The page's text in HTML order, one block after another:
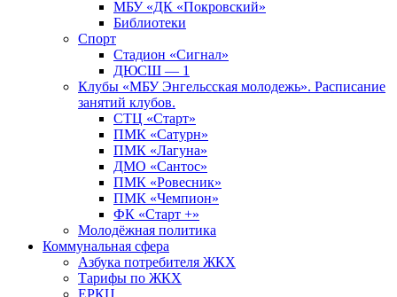
МБУ «ДК «Покровский»
Библиотеки
Спорт
Стадион «Сигнал»
ДЮСШ — 1
Клубы «МБУ Энгельсская молодежь». Расписание
занятий клубов.
СТЦ «Старт»
ПМК «Сатурн»
ПМК «Лагуна»
ДМО «Сантос»
ПМК «Ровесник»
ПМК «Чемпион»
ФК «Старт +»
Молодёжная политика
Коммунальная сфера
Азбука потребителя ЖКХ
Тарифы по ЖКХ